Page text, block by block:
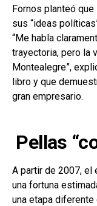
Fornos planteó
sus “ideas
“Me habla
trayectoria, pero la
Montealegre”,
libro y que
gran empresario.
Pellas
A partir de 2007, el
una fortuna
una etapa